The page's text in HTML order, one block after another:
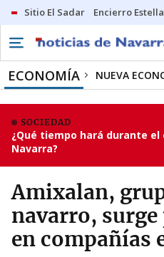
Sitio El Sadar Encierro
ECONOMÍA NUEVA
SOCIEDAD
¿Qué tiempo hará durante
Navarra?
Amixalan,
navarro,
en compañías